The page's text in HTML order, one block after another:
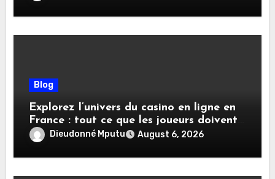
Blog
Explorez l’univers du casino en ligne en
France : tout ce que les joueurs doivent
savoirDieudonné Mputu August 6, 2026